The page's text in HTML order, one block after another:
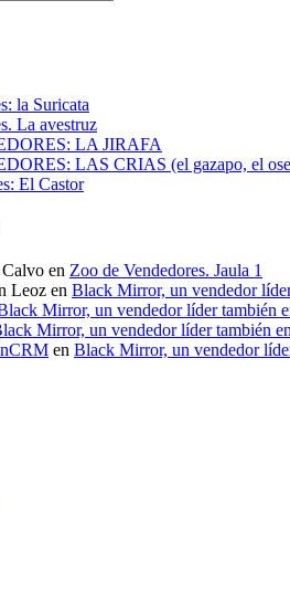
la Suricata
La avestruz
LA JIRAFA
LAS CRIAS (el gazapo, el
El Castor
Calvo en Zoo de Vendedores. Jaula 1
Leoz en Black Mirror, un vendedor
Mirror, un vendedor líder también
Mirror, un vendedor líder también
en Black Mirror, un vendedor